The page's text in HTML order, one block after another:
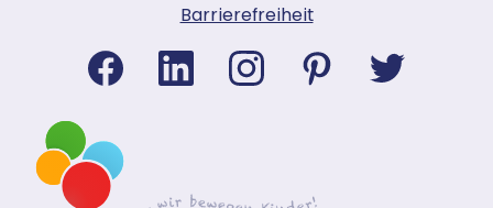
Barrierefreiheit